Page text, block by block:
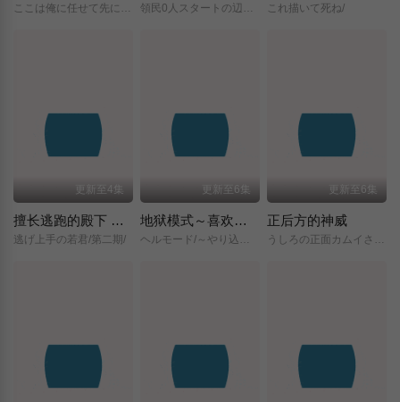
これ描いて死ね/
更新至4集
擅长逃跑的殿下 第二季
逃げ上手の若君/第二期/
更新至6集
地狱模式～喜欢挑战特殊成就的玩家在废设定的异世界成为无双～第二季
ヘルモード/～やり込み好きのゲーマーは廃設定の異世界で無双する～/2nd/Season/
更新至6集
正后方的神威
うしろの正面カムイさん/